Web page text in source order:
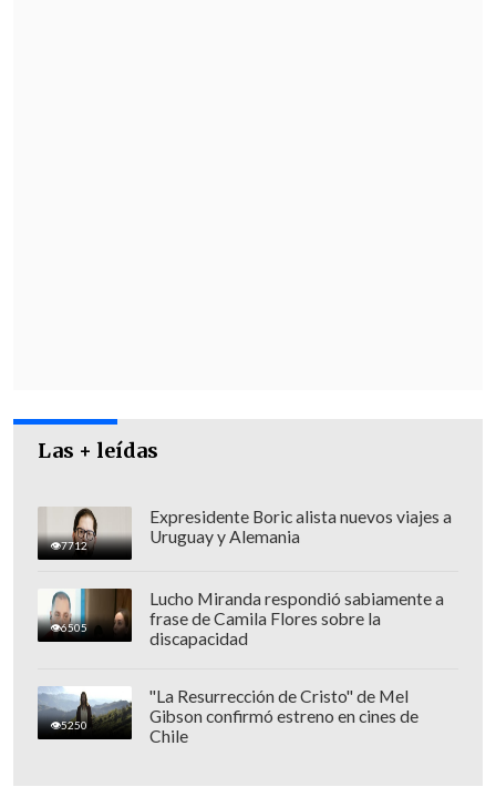
Las + leídas
7712
Expresidente Boric alista nuevos viajes a
Uruguay y Alemania
6505
Lucho Miranda respondió sabiamente a
frase de Camila Flores sobre la
discapacidad
5250
"La Resurrección de Cristo" de Mel
Gibson confirmó estreno en cines de
Chile